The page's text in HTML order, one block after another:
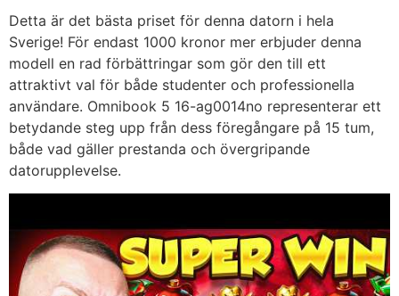
Detta är det bästa priset för denna datorn i hela
Sverige! För endast 1000 kronor mer erbjuder denna
modell en rad förbättringar som gör den till ett
attraktivt val för både studenter och professionella
användare. Omnibook 5 16-ag0014no representerar ett
betydande steg upp från dess föregångare på 15 tum,
både vad gäller prestanda och övergripande
datorupplevelse.